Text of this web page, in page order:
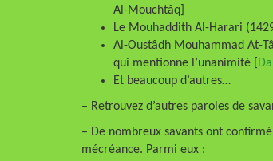
Al-Mouchtâq]
Le Mouhaddith Al-Harari
Al-Oustâdh Mouhammad At-
qui mentionne l’unanimité [
Et beaucoup d’autres…
– Retrouvez d’autres paroles de
– De nombreux savants ont
mécréance. Parmi eux :